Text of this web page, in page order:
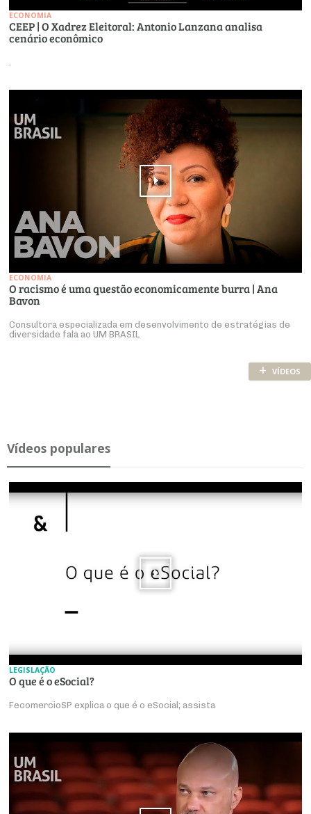
ECONOMIA
CEEP | O Xadrez Eleitoral: Antonio Lanzana analisa
cenário econômico
ECONOMIA
O racismo é uma questão economicamente burra | Ana
Bavon
Consultora especializada em desenvolvimento de estratégias de
diversidade fala ao UM BRASIL
+ VÍDEOS
Ví­deos po­pu­lares
LEGISLAÇÃO
O que é o eSocial?
FecomercioSP explica o que é o eSocial; assista